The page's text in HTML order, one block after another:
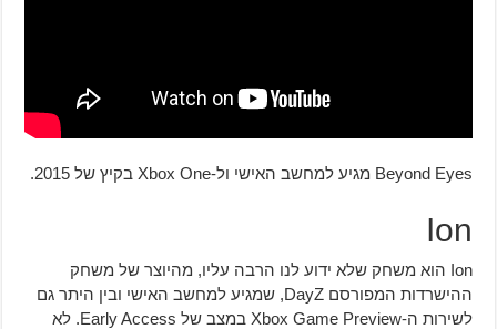
Beyond Eyes מגיע למחשב האישי ול-Xbox One בקיץ של 2015.
Ion
Ion הוא משחק שלא ידוע לנו הרבה עליו, מהיוצר של משחק
ההישרדות המפורסם DayZ, שמגיע למחשב האישי ובין היתר גם
לשירות ה-Xbox Game Preview במצב של Early Access. לא